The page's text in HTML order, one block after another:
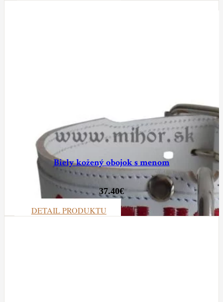
Biely kožený obojok s menom
37.40€
DETAIL PRODUKTU